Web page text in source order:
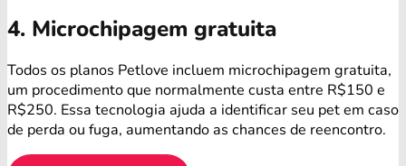
4. Microchipagem gratuita
Todos os planos Petlove incluem microchipagem gratuita,
um procedimento que normalmente custa entre R$150 e
R$250. Essa tecnologia ajuda a identificar seu pet em caso
de perda ou fuga, aumentando as chances de reencontro.